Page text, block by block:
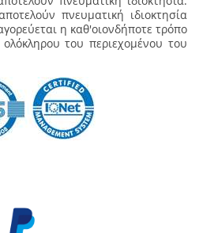
πνευματική ιδιοκτησία
η καθ'οιονδήποτε τρόπο
του περιεχομένου του